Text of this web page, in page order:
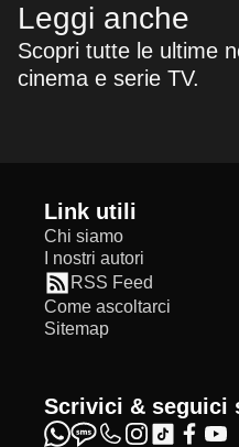
Leggi anche
Scopri tutte le ultime
cinema e serie TV.
Link utili
Chi siamo
I nostri autori
RSS Feed
Come ascoltarci
Sitemap
Scrivici & seguici